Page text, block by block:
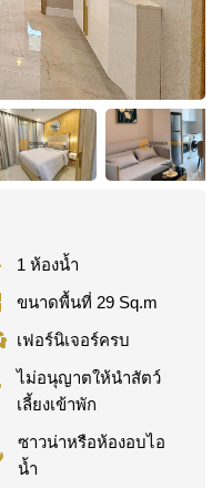
1 ห้องน้ำ
ขนาดพื้นที่ 29 Sq.m
เฟอร์นิเจอร์ครบ
ไม่อนุญาตให้นำสัตว์
เลี้ยงเข้าพัก
ซาวน่าหรือห้องอบไอ
น้ำ